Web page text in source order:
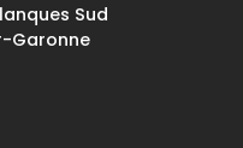
Sud
Garonne